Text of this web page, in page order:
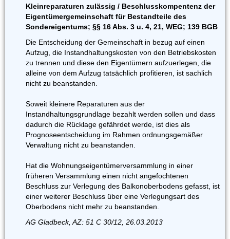
Kleinreparaturen zulässig / Beschlusskompentenz der
Eigentümergemeinschaft für Bestandteile des
Sondereigentums; §§ 16 Abs. 3 u. 4, 21, WEG; 139 BGB
Die Entscheidung der Gemeinschaft in bezug auf einen
Aufzug, die Instandhaltungskosten von den Betriebskosten
zu trennen und diese den Eigentümern aufzuerlegen, die
alleine von dem Aufzug tatsächlich profitieren, ist sachlich
nicht zu beanstanden.
Soweit kleinere Reparaturen aus der
Instandhaltungsgrundlage bezahlt werden sollen und dass
dadurch die Rücklage gefährdet werde, ist dies als
Prognoseentscheidung im Rahmen ordnungsgemäßer
Verwaltung nicht zu beanstanden.
Hat die Wohnungseigentümerversammlung in einer
früheren Versammlung einen nicht angefochtenen
Beschluss zur Verlegung des Balkonoberbodens gefasst, ist
einer weiterer Beschluss über eine Verlegungsart des
Oberbodens nicht mehr zu beanstanden.
AG Gladbeck, AZ: 51 C 30/12, 26.03.2013